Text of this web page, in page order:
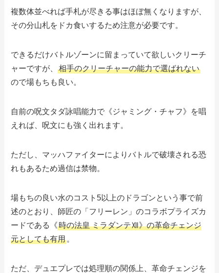
複数体並べれば手札が尽きる事はほぼ無くなりますが、
その分山札をドカ食いするため注意が必要です。
できるだけバトルゾーンに留まっていて欲しいクリーチ
ャーですが、相手のクリーチャーの能力で選ばれない
ので場もちも良い。
自前の呪文タダ詠唱能力で《ジャミング・チャフ》を唱
えれば、呪文にも強く出れます。
ただし、マッハファイターによりバトルで破壊される恐
れもあるため過信は禁物。
場もちの良い水のコスト5以上のドラゴンという事で前
述のとおり、師匠の「フリーレン」のコラボプライズカ
ードである《時の法皇 ミラダンテⅫ》の革命チェンジ
元としても有用 。
ただ、デュエプレでは処理順の関係上、革命チェンジを